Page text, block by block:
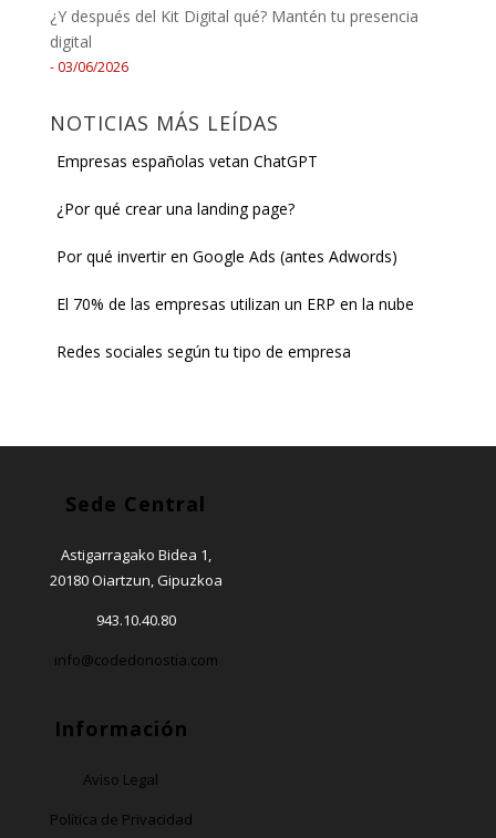
¿Y después del Kit Digital qué? Mantén tu presencia
digital
03/06/2026
NOTICIAS MÁS LEÍDAS
Empresas españolas vetan ChatGPT
¿Por qué crear una landing page?
Por qué invertir en Google Ads (antes Adwords)
El 70% de las empresas utilizan un ERP en la nube
Redes sociales según tu tipo de empresa
Sede Central
Astigarragako Bidea 1,
20180 Oiartzun, Gipuzkoa
943.10.40.80
info@codedonostia.com
Información
Aviso Legal
Política de Privacidad